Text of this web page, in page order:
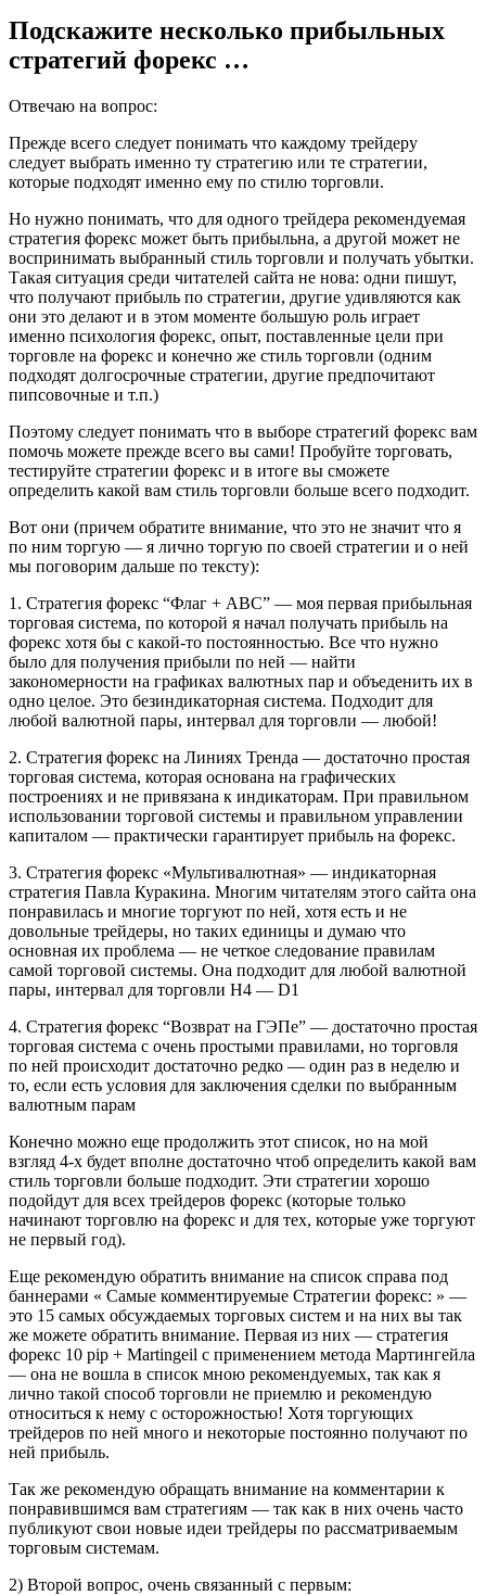
Подскажите несколько прибыльных
стратегий форекс …
Отвечаю на вопрос:
Прежде всего следует понимать что каждому трейдеру
следует выбрать именно ту стратегию или те стратегии,
которые подходят именно ему по стилю торговли.
Но нужно понимать, что для одного трейдера рекомендуемая
стратегия форекс может быть прибыльна, а другой может не
воспринимать выбранный стиль торговли и получать убытки.
Такая ситуация среди читателей сайта не нова: одни пишут,
что получают прибыль по стратегии, другие удивляются как
они это делают и в этом моменте большую роль играет
именно психология форекс, опыт, поставленные цели при
торговле на форекс и конечно же стиль торговли (одним
подходят долгосрочные стратегии, другие предпочитают
пипсовочные и т.п.)
Поэтому следует понимать что в выборе стратегий форекс вам
помочь можете прежде всего вы сами! Пробуйте торговать,
тестируйте стратегии форекс и в итоге вы сможете
определить какой вам стиль торговли больше всего подходит.
Вот они (причем обратите внимание, что это не значит что я
по ним торгую — я лично торгую по своей стратегии и о ней
мы поговорим дальше по тексту):
1. Стратегия форекс “Флаг + ABC” — моя первая прибыльная
торговая система, по которой я начал получать прибыль на
форекс хотя бы с какой-то постоянностью. Все что нужно
было для получения прибыли по ней — найти
закономерности на графиках валютных пар и объеденить их в
одно целое. Это безиндикаторная система. Подходит для
любой валютной пары, интервал для торговли — любой!
2. Стратегия форекс на Линиях Тренда — достаточно простая
торговая система, которая основана на графических
построениях и не привязана к индикаторам. При правильном
использовании торговой системы и правильном управлении
капиталом — практически гарантирует прибыль на форекс.
3. Стратегия форекс «Мультивалютная» — индикаторная
стратегия Павла Куракина. Многим читателям этого сайта она
понравилась и многие торгуют по ней, хотя есть и не
довольные трейдеры, но таких единицы и думаю что
основная их проблема — не четкое следование правилам
самой торговой системы. Она подходит для любой валютной
пары, интервал для торговли H4 — D1
4. Стратегия форекс “Возврат на ГЭПе” — достаточно простая
торговая система с очень простыми правилами, но торговля
по ней происходит достаточно редко — один раз в неделю и
то, если есть условия для заключения сделки по выбранным
валютным парам
Конечно можно еще продолжить этот список, но на мой
взгляд 4-х будет вполне достаточно чтоб определить какой вам
стиль торговли больше подходит. Эти стратегии хорошо
подойдут для всех трейдеров форекс (которые только
начинают торговлю на форекс и для тех, которые уже торгуют
не первый год).
Еще рекомендую обратить внимание на список справа под
баннерами « Самые комментируемые Стратегии форекс: » —
это 15 самых обсуждаемых торговых систем и на них вы так
же можете обратить внимание. Первая из них — стратегия
форекс 10 pip + Martingeil с применением метода Мартингейла
— она не вошла в список мною рекомендуемых, так как я
лично такой способ торговли не приемлю и рекомендую
относиться к нему с осторожностью! Хотя торгующих
трейдеров по ней много и некоторые постоянно получают по
ней прибыль.
Так же рекомендую обращать внимание на комментарии к
понравившимся вам стратегиям — так как в них очень часто
публикуют свои новые идеи трейдеры по рассматриваемым
торговым системам.
2) Второй вопрос, очень связанный с первым: